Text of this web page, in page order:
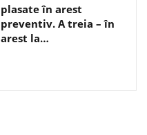
plasate în arest
preventiv. A treia – în
arest la…